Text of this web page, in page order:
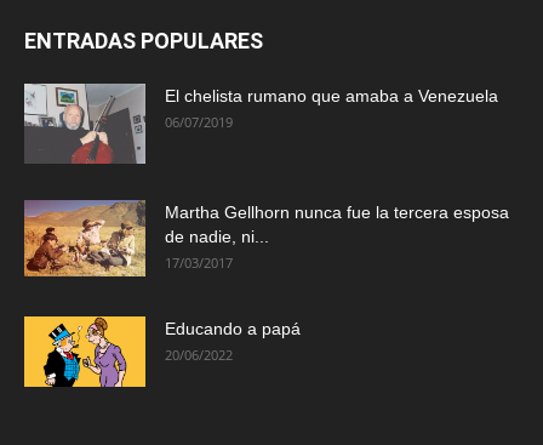
ENTRADAS POPULARES
El chelista rumano que amaba a Venezuela
06/07/2019
Martha Gellhorn nunca fue la tercera esposa
de nadie, ni...
17/03/2017
Educando a papá
20/06/2022